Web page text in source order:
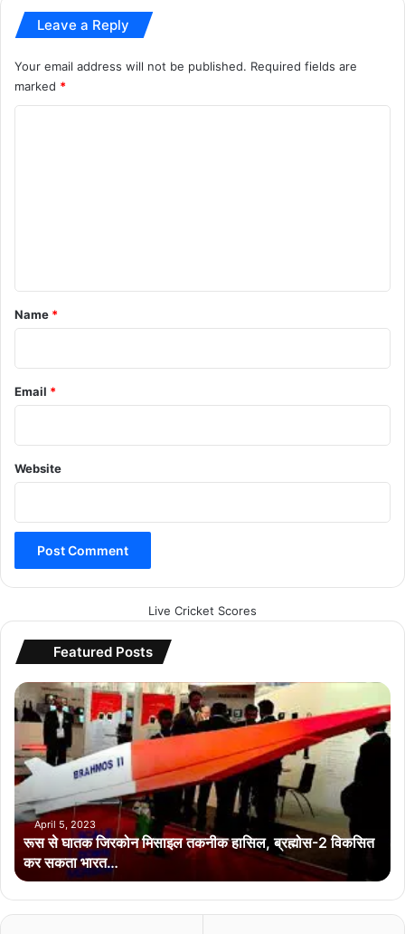
latest news
धा
नि
ना
Leave a Reply
Your email address will not be published. Required fields are
marked *
*
Name *
Email *
Website
Live Cricket Scores
Featured Posts
रू
स
घा
त
क
जि
र
को
मि
सा
इ
April 5, 2023
रूस से घातक जिरकोन मिसाइल तकनीक हासिल, ब्रह्मोस-2 विकसित
कर सकता भारत…